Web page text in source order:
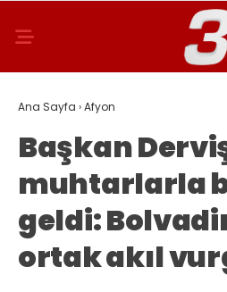
Ana Sayfa ›Afyon
Başkan
muhtarlarla
geldi:
ortak akıl